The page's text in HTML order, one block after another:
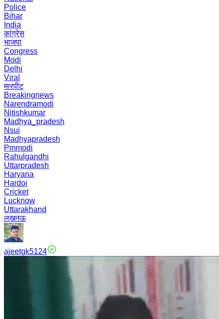
Police
Bihar
India
कांग्रेस
भाजपा
Congress
Modi
Delhi
Viral
मारपीट
Breakingnews
Narendramodi
Nitishkumar
Madhya_pradesh
Nsui
Madhyapradesh
Pmmodi
Rahulgandhi
Uttarpradesh
Haryana
Hardoi
Cricket
Lucknow
Uttarakhand
लखनऊ
ajeetgk5124